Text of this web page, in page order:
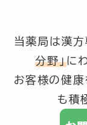
当薬局は漢
分野」に
お客様の健康
も積